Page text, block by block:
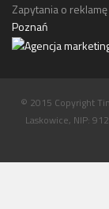
Zapytania o
Poznań
© 2015 Copyright
Laskowice, NIP: